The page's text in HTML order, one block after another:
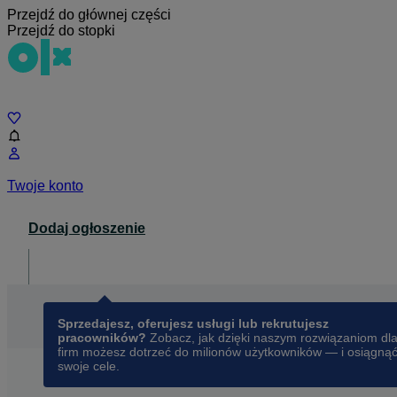
Przejdź do głównej części
Przejdź do stopki
Twoje konto
Dodaj ogłoszenie
Sprzedajesz, oferujesz usługi lub rekrutujesz
pracowników? Zobacz, jak dzięki naszym rozwiązaniom dla
firm możesz dotrzeć do milionów użytkowników — i osiągnąć
swoje cele.